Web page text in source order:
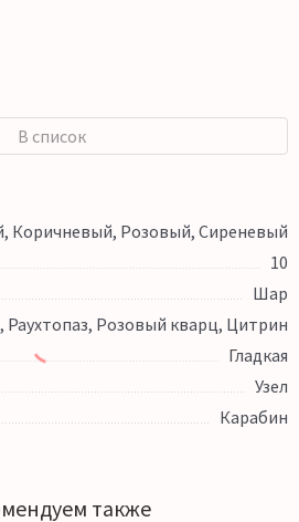
В список
Коричневый, Розовый, Сиреневый
10
Шар
Раухтопаз, Розовый кварц, Цитрин
Гладкая
Узел
Карабин
также